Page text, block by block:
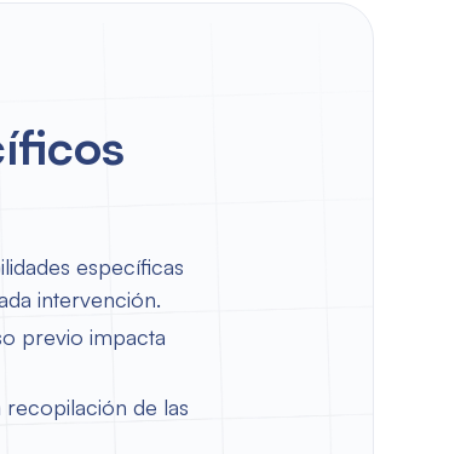
específicas
intervención.
previo impacta
recopilación de las